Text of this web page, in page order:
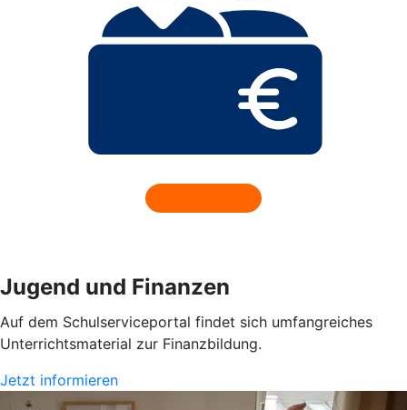
Jugend und Finanzen
Auf dem Schulserviceportal findet sich umfangreiches
Unterrichtsmaterial zur Finanzbildung.
Jetzt informieren